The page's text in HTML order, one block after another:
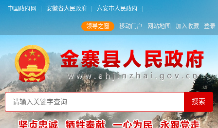
中国政府网 安徽省人民政府 六安市人民政府
领导之窗 移动门户 网站地图 加入收藏 登录